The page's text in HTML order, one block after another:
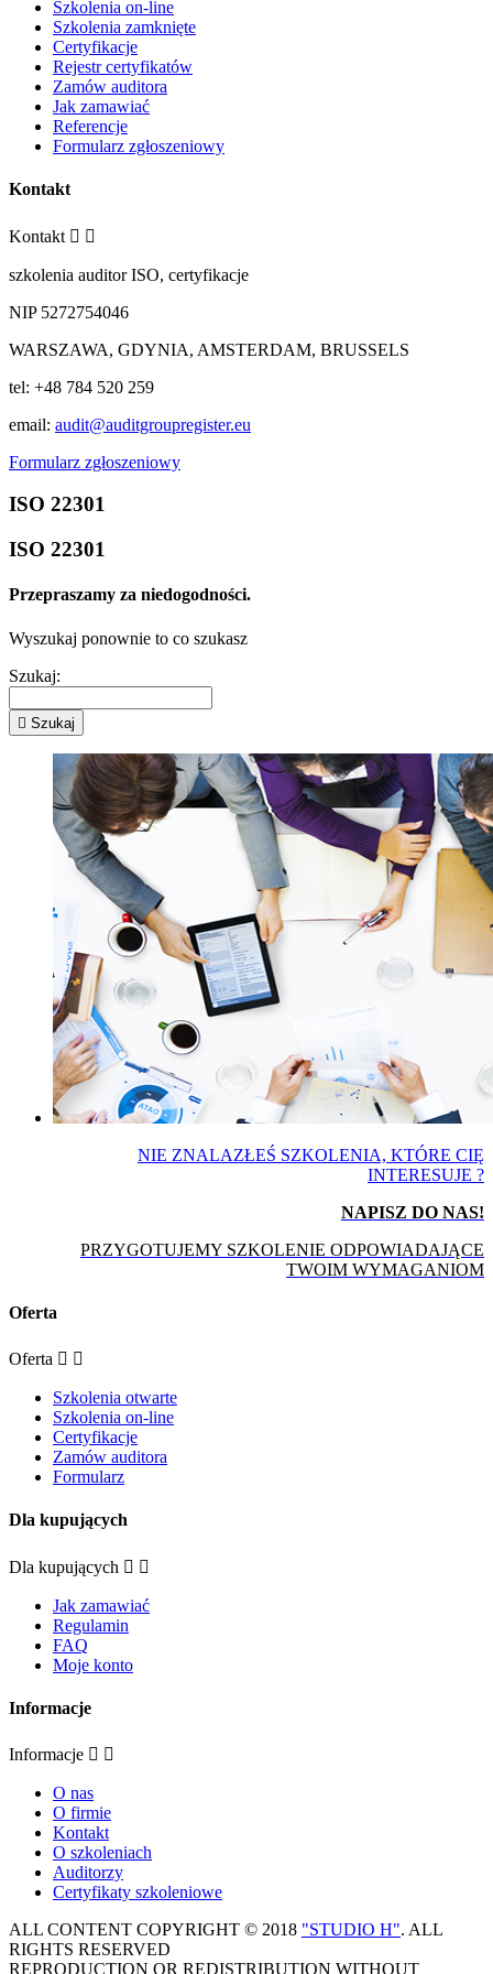
Szkolenia on-line
Szkolenia zamknięte
Certyfikacje
Rejestr certyfikatów
Zamów auditora
Jak zamawiać
Referencje
Formularz zgłoszeniowy
Kontakt
Kontakt  
szkolenia auditor ISO, certyfikacje
NIP 5272754046
WARSZAWA, GDYNIA, AMSTERDAM, BRUSSELS
tel: +48 784 520 259
email: audit@auditgroupregister.eu
Formularz zgłoszeniowy
ISO 22301
ISO 22301
Przepraszamy za niedogodności.
Wyszukaj ponownie to co szukasz
Szukaj:
 Szukaj
NIE ZNALAZŁEŚ SZKOLENIA, KTÓRE CIĘ
INTERESUJE ?
NAPISZ DO NAS!
PRZYGOTUJEMY SZKOLENIE ODPOWIADAJĄCE
TWOIM WYMAGANIOM
Oferta
Oferta  
Szkolenia otwarte
Szkolenia on-line
Certyfikacje
Zamów auditora
Formularz
Dla kupujących
Dla kupujących  
Jak zamawiać
Regulamin
FAQ
Moje konto
Informacje
Informacje  
O nas
O firmie
Kontakt
O szkoleniach
Auditorzy
Certyfikaty szkoleniowe
ALL CONTENT COPYRIGHT © 2018 "STUDIO H". ALL
RIGHTS RESERVED
REPRODUCTION OR REDISTRIBUTION WITHOUT